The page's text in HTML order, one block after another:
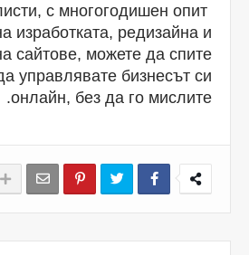
с многогодишен опит
изработката, редизайна и
сайтове, можете да спите
управлявате бизнесът си
онлайн, без да го мислите.